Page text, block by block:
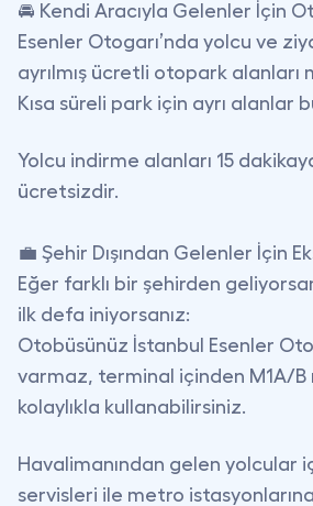
🚘 Kendi Aracıyla Gelenler İçin
Esenler Otogarı’nda yolcu ve
ayrılmış ücretli otopark alanları
Kısa süreli park için ayrı alanlar
Yolcu indirme alanları 15
ücretsizdir.
💼 Şehir Dışından Gelenler İçin
Eğer farklı bir şehirden
ilk defa iniyorsanız:
Otobüsünüz İstanbul Esenler
varmaz, terminal içinden M1A/B
kolaylıkla kullanabilirsiniz.
Havalimanından gelen yolcular
servisleri ile metro